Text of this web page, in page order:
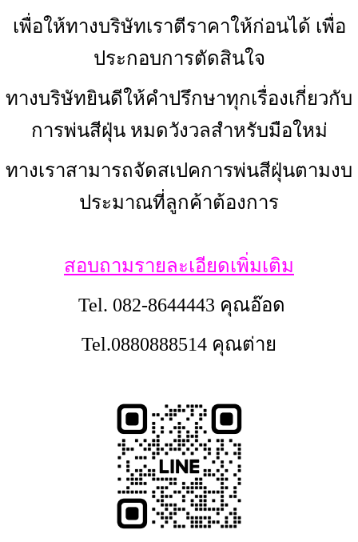
เพื่อให้ทางบริษัทเราตีราคาให้ก่อนได้ เพื่อ
ประกอบการตัดสินใจ
ทางบริษัทยินดีให้คำปรึกษาทุกเรื่องเกี่ยวกับ
การพ่นสีฝุ่น หมดวังวลสำหรับมือใหม่
ทางเราสามารถจัดสเปคการพ่นสีฝุ่นตามงบ
ประมาณที่ลูกค้าต้องการ
สอบถามรายละเอียดเพิ่มเติม
Tel. 082-8644443 คุณอ๊อด
Tel.0880888514 คุณต่าย